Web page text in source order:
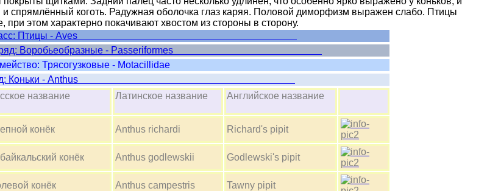
спрямлённый коготь. Радужная оболочка глаз каряя. Половой диморфизм выражен слабо. Птицы
при этом характерно покачивают хвостом из стороны в сторону.
Птицы - Aves
Воробьеобразные - Passeriformes
Трясогузковые - Motacillidae
Коньки - Anthus
название
Латинское название Английское название
конёк Anthus richardi Richard's pipit
конёк Anthus godlewskii Godlewski's pipit
конёк Anthus campestris Tawny pipit